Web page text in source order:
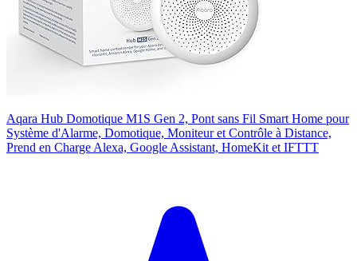
Aqara Hub Domotique M1S Gen 2, Pont sans Fil Smart Home pour
Système d'Alarme, Domotique, Moniteur et Contrôle à Distance,
Prend en Charge Alexa, Google Assistant, HomeKit et IFTTT